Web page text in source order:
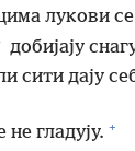
лукови
добијају
сити дају
гладују. +